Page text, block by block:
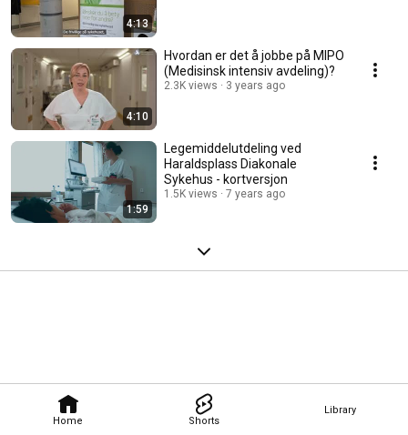
Home Shorts
Library
4:13
4:10
Hvordan er det å jobbe på MIPO
(Medisinsk intensiv avdeling)?
2.3K views 3 years ago
1:59
Legemiddelutdeling ved
Haraldsplass Diakonale
Sykehus - kortversjon
1.5K views 7 years ago